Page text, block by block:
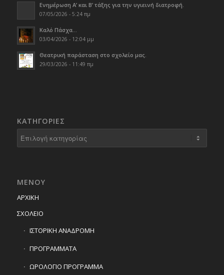
Ενημέρωση Α’ και Β’ τάξης για την υγιεινή διατροφή.
07/05/2026 - 5:24 πμ
Καλό Πάσχα…
03/04/2026 - 12:04 μμ
Θεατρική παράσταση στο σχολείο μας.
29/03/2026 - 11:49 πμ
KΑΤΗΓΟΡΊΕΣ
ΜΕΝΟΥ
ΑΡΧΙΚΗ
ΣΧΟΛΕΙΟ
ΙΣΤΟΡΙΚΗ ΑΝΑΔΡΟΜΗ
ΠΡΟΓΡΑΜΜΑΤΑ
ΩΡΟΛΟΓΙΟ ΠΡΟΓΡΑΜΜΑ